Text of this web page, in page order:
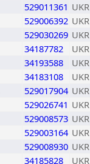
529011361 UKR
529006392 UKR
529030269 UKR
34187782 UKR
34193588 UKR
34183108 UKR
529017904 UKR
529026741 UKR
529008573 UKR
529003164 UKR
529008930 UKR
34185828 UKR